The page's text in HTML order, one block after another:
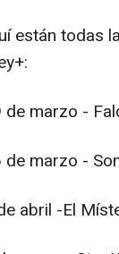
están todas
marzo -
marzo -
abril -El